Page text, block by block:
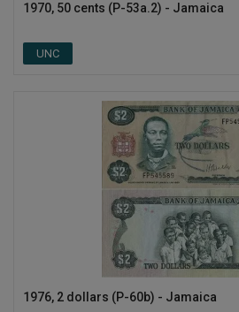
Înregistrare
RON (Lei)
English
1970, 50 cents (P-53a.2) - Jamaica
UNC
1976, 2 dollars (P-60b) - Jamaica